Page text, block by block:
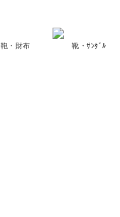
鞄・財布 靴・ｻﾝﾀﾞﾙ